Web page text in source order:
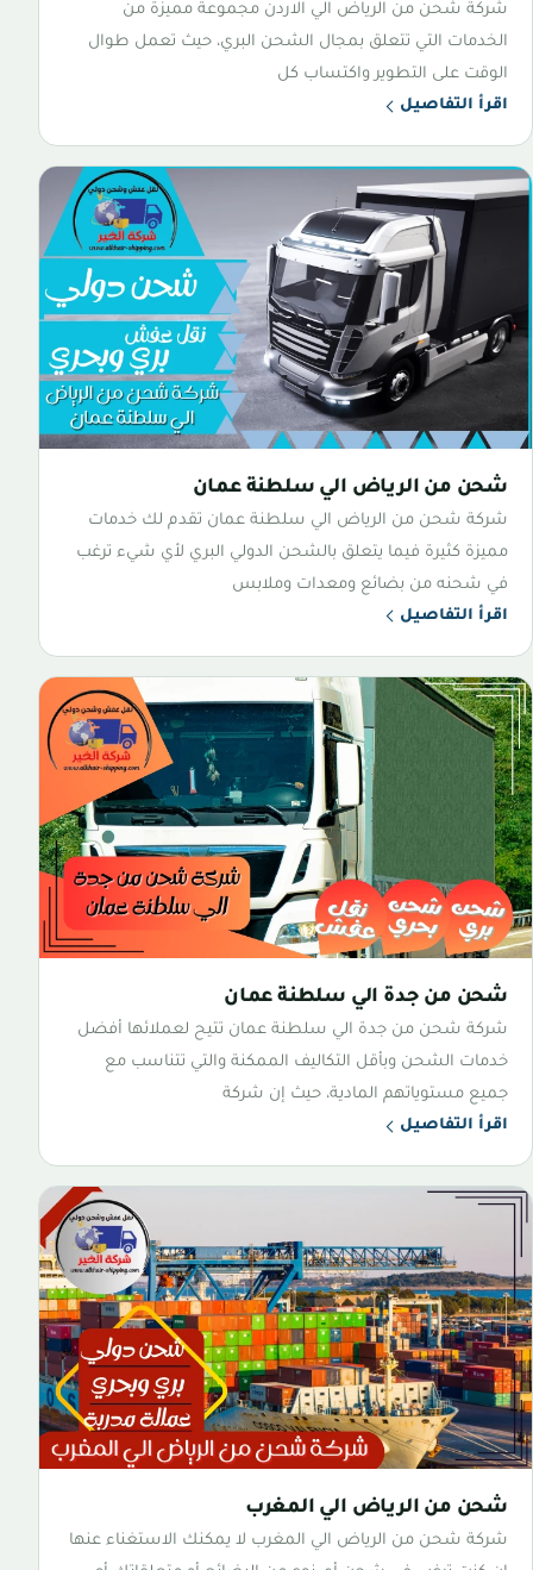
شركة شحن من الرياض الي الاردن مجموعة مميزة من
الخدمات التي تتعلق بمجال الشحن البري، حيث تعمل طوال
الوقت على التطوير واكتساب كل
اقرأ التفاصيل
شحن من الرياض الي سلطنة عمان
شركة شحن من الرياض الي سلطنة عمان تقدم لك خدمات
مميزة كثيرة فيما يتعلق بالشحن الدولي البري لأي شيء ترغب
في شحنه من بضائع ومعدات وملابس
اقرأ التفاصيل
شحن من جدة الي سلطنة عمان
شركة شحن من جدة الي سلطنة عمان تتيح لعملائها أفضل
خدمات الشحن وبأقل التكاليف الممكنة والتي تتناسب مع
جميع مستوياتهم المادية، حيث إن شركة
اقرأ التفاصيل
شحن من الرياض الي المغرب
شركة شحن من الرياض الي المغرب لا يمكنك الاستغناء عنها